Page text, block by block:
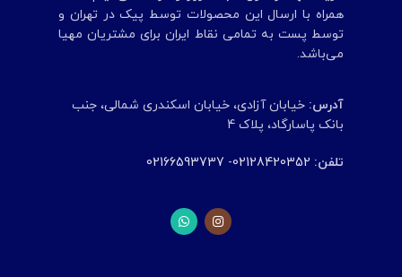
همراه با ارسال این محصولات توسط پیک در تهران و
توسط پست به تمامی‌ نقاط ایران برای مشتریان مهیا
می‌باشد.
آدرس: خیابان آزادی، خیابان اسکندری شمالی، جنب
بانک پاسارگاد، پلاک 4
تلفن: 02128420352
-
02166593737